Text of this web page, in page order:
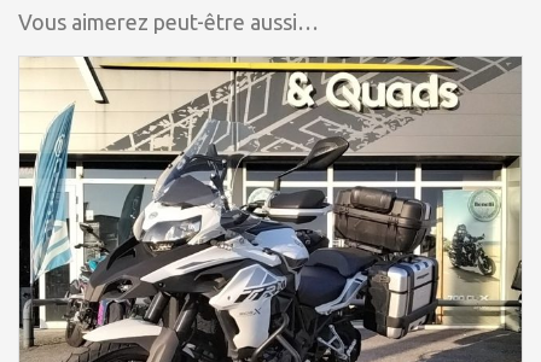
Vous aimerez peut-être aussi…